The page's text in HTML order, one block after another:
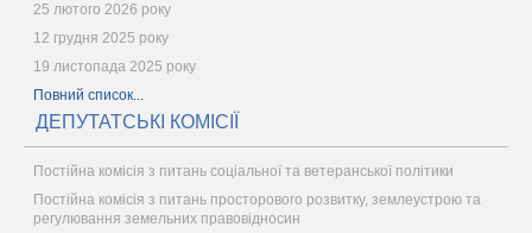
25 лютого 2026 року
12 грудня 2025 року
19 листопада 2025 року
Повний список...
ДЕПУТАТСЬКІ КОМІСІЇ
Постійна комісія з питань соціальної та ветеранської політики
Постійна комісія з питань просторового розвитку, землеустрою та
регулювання земельних правовідносин